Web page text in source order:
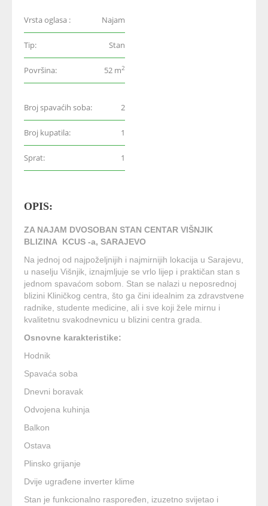
Vrsta oglasa : Najam
Tip: Stan
Površina: 52 m2
Broj spavaćih soba: 2
Broj kupatila: 1
Sprat: 1
OPIS:
ZA NAJAM DVOSOBAN STAN CENTAR VIŠNJIK
BLIZINA KCUS -a, SARAJEVO
Na jednoj od najpoželjnijih i najmirnijih lokacija u Sarajevu,
u naselju Višnjik, iznajmljuje se vrlo lijep i praktičan stan s
jednom spavaćom sobom. Stan se nalazi u neposrednoj
blizini Kliničkog centra, što ga čini idealnim za zdravstvene
radnike, studente medicine, ali i sve koji žele mirnu i
kvalitetnu svakodnevnicu u blizini centra grada.
Osnovne karakteristike:
Hodnik
Spavaća soba
Dnevni boravak
Odvojena kuhinja
Balkon
Ostava
Plinsko grijanje
Dvije ugrađene inverter klime
Stan je funkcionalno raspoređen, izuzetno svijetao i